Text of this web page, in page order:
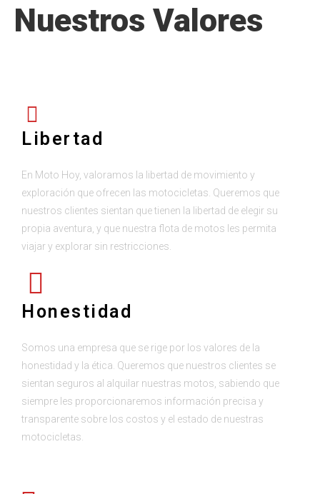
Nuestros Valores
Libertad
En Moto Hoy, valoramos la libertad de movimiento y
exploración que ofrecen las motocicletas. Queremos que
nuestros clientes sientan que tienen la libertad de elegir su
propia aventura, y que nuestra flota de motos les permita
viajar y explorar sin restricciones.
Honestidad
Somos una empresa que se rige por los valores de la
honestidad y la ética. Queremos que nuestros clientes se
sientan seguros al alquilar nuestras motos, sabiendo que
siempre les proporcionaremos información precisa y
transparente sobre los costos y el estado de nuestras
motocicletas.